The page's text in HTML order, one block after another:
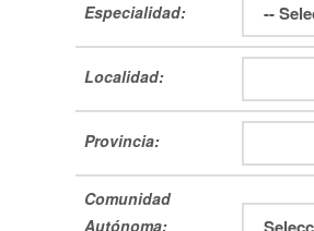
Especialidad:
Localidad:
Provincia:
Comunidad
Autónoma: